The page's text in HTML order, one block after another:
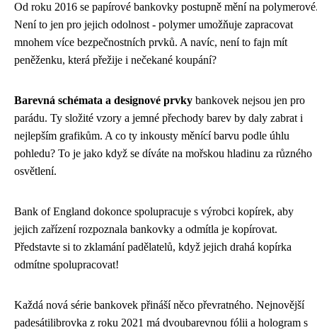
Od roku 2016 se papírové bankovky postupně mění na
Není to jen pro jejich odolnost - polymer umožňuje zapracovat
mnohem více bezpečnostních prvků. A navíc, není to fajn mít
peněženku, která přežije i nečekané koupání?
Barevná schémata a designové prvky bankovek nejsou jen pro
parádu. Ty složité vzory a jemné přechody barev by daly zabrat i
nejlepším grafikům. A co ty inkousty měnící barvu podle úhlu
pohledu? To je jako když se díváte na mořskou hladinu za různého
osvětlení.
Bank of England dokonce spolupracuje s výrobci kopírek, aby
jejich zařízení rozpoznala bankovky a odmítla je kopírovat.
Představte si to zklamání padělatelů, když jejich drahá kopírka
odmítne spolupracovat!
Každá nová série bankovek přináší něco převratného. Nejnovější
padesátilibrovka z roku 2021 má dvoubarevnou fólii a hologram s